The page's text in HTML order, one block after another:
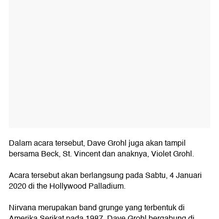
Dalam acara tersebut, Dave Grohl juga akan tampil
bersama Beck, St. Vincent dan anaknya, Violet Grohl.
Acara tersebut akan berlangsung pada Sabtu, 4 Januari
2020 di the Hollywood Palladium.
Nirvana merupakan band grunge yang terbentuk di